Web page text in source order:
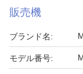
販売機
ブランド名:
モデル番号: